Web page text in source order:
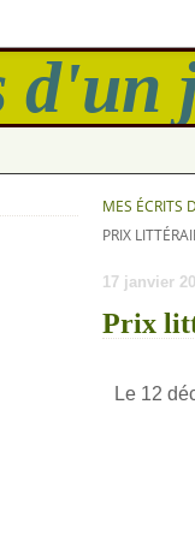
MES ÉCRITS
PRIX
17 janvier
Prix
Le 12